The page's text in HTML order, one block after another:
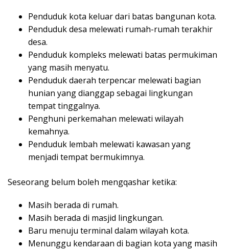
Penduduk kota keluar dari batas bangunan kota.
Penduduk desa melewati rumah-rumah terakhir
desa.
Penduduk kompleks melewati batas permukiman
yang masih menyatu.
Penduduk daerah terpencar melewati bagian
hunian yang dianggap sebagai lingkungan
tempat tinggalnya.
Penghuni perkemahan melewati wilayah
kemahnya.
Penduduk lembah melewati kawasan yang
menjadi tempat bermukimnya.
Seseorang belum boleh mengqashar ketika:
Masih berada di rumah.
Masih berada di masjid lingkungan.
Baru menuju terminal dalam wilayah kota.
Menunggu kendaraan di bagian kota yang masih